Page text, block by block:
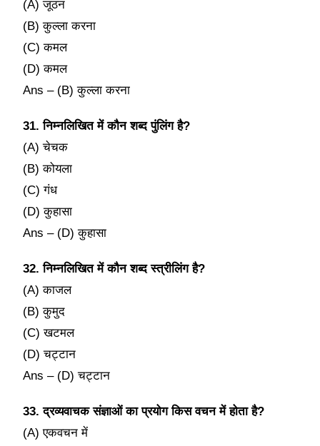
(A) जूठन
(B) कुल्ला करना
(C) कमल
(D) कमल
Ans – (B) कुल्ला करना
31. निम्नलिखित में कौन शब्द पुंलिंग है?
(A) चेचक
(B) कोयला
(C) गंध
(D) कुहासा
Ans – (D) कुहासा
32. निम्नलिखित में कौन शब्द स्त्रीलिंग है?
(A) काजल
(B) कुमुद
(C) खटमल
(D) चट्टान
Ans – (D) चट्टान
33. द्रव्यवाचक संज्ञाओं का प्रयोग किस वचन में होता है?
(A) एकवचन में